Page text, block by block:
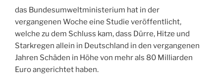
das Bundesumweltministerium hat in der
vergangenen Woche eine Studie veröffentlicht,
welche zu dem Schluss kam, dass Dürre, Hitze und
Starkregen allein in Deutschland in den vergangenen
Jahren Schäden in Höhe von mehr als 80 Milliarden
Euro angerichtet haben.